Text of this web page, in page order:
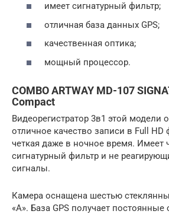
имеет сигнатурный фильтр;
отличная база данных GPS;
качественная оптика;
мощный процессор.
COMBO ARTWAY MD-107
Compact
Видеорегистратор 3в1 этой модели
отличное качество записи в Full HD
четкая даже в ночное время. Имеет
сигнатурный фильтр и не
сигналы.
Камера оснащена шестью
«А». База GPS получает